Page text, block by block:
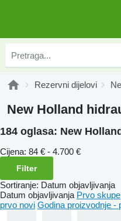
Rezervni dijelovi
New Holland
184 oglasa: New
Cijena: 84 € - 4.700 €
Filter
Sortiranje: Datum objavljivanja
Datum objavljivanja Prvo skupe
prvo novi Godina proizvodnje -